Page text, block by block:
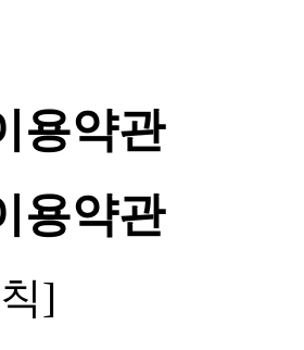
용약관
용약관
]